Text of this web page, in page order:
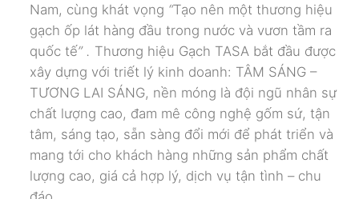
Nam, cùng khát vọng “Tạo nên một thương hiệu
gạch ốp lát hàng đầu trong nước và vươn tầm ra
quốc tế” . Thương hiệu Gạch TASA bắt đầu được
xây dựng với triết lý kinh doanh: TÂM SÁNG –
TƯƠNG LAI SÁNG, nền móng là đội ngũ nhân sự
chất lượng cao, đam mê công nghệ gốm sứ, tận
tâm, sáng tạo, sẵn sàng đổi mới để phát triển và
mang tới cho khách hàng những sản phẩm chất
lượng cao, giá cả hợp lý, dịch vụ tận tình – chu